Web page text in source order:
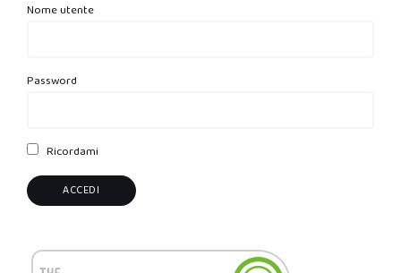
Nome utente
Password
Ricordami